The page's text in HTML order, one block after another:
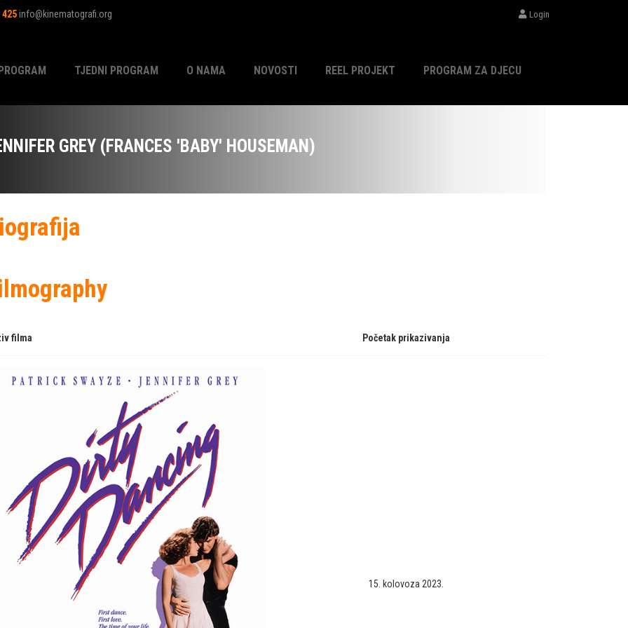
info@kinematografi.org Login
TJEDNI PROGRAM O NAMA NOVOSTI REEL PROJEKT PROGRAM ZA DJECU
GREY (FRANCES 'BABY' HOUSEMAN)
filma Početak prikazivanja
15. kolovoza 2023.